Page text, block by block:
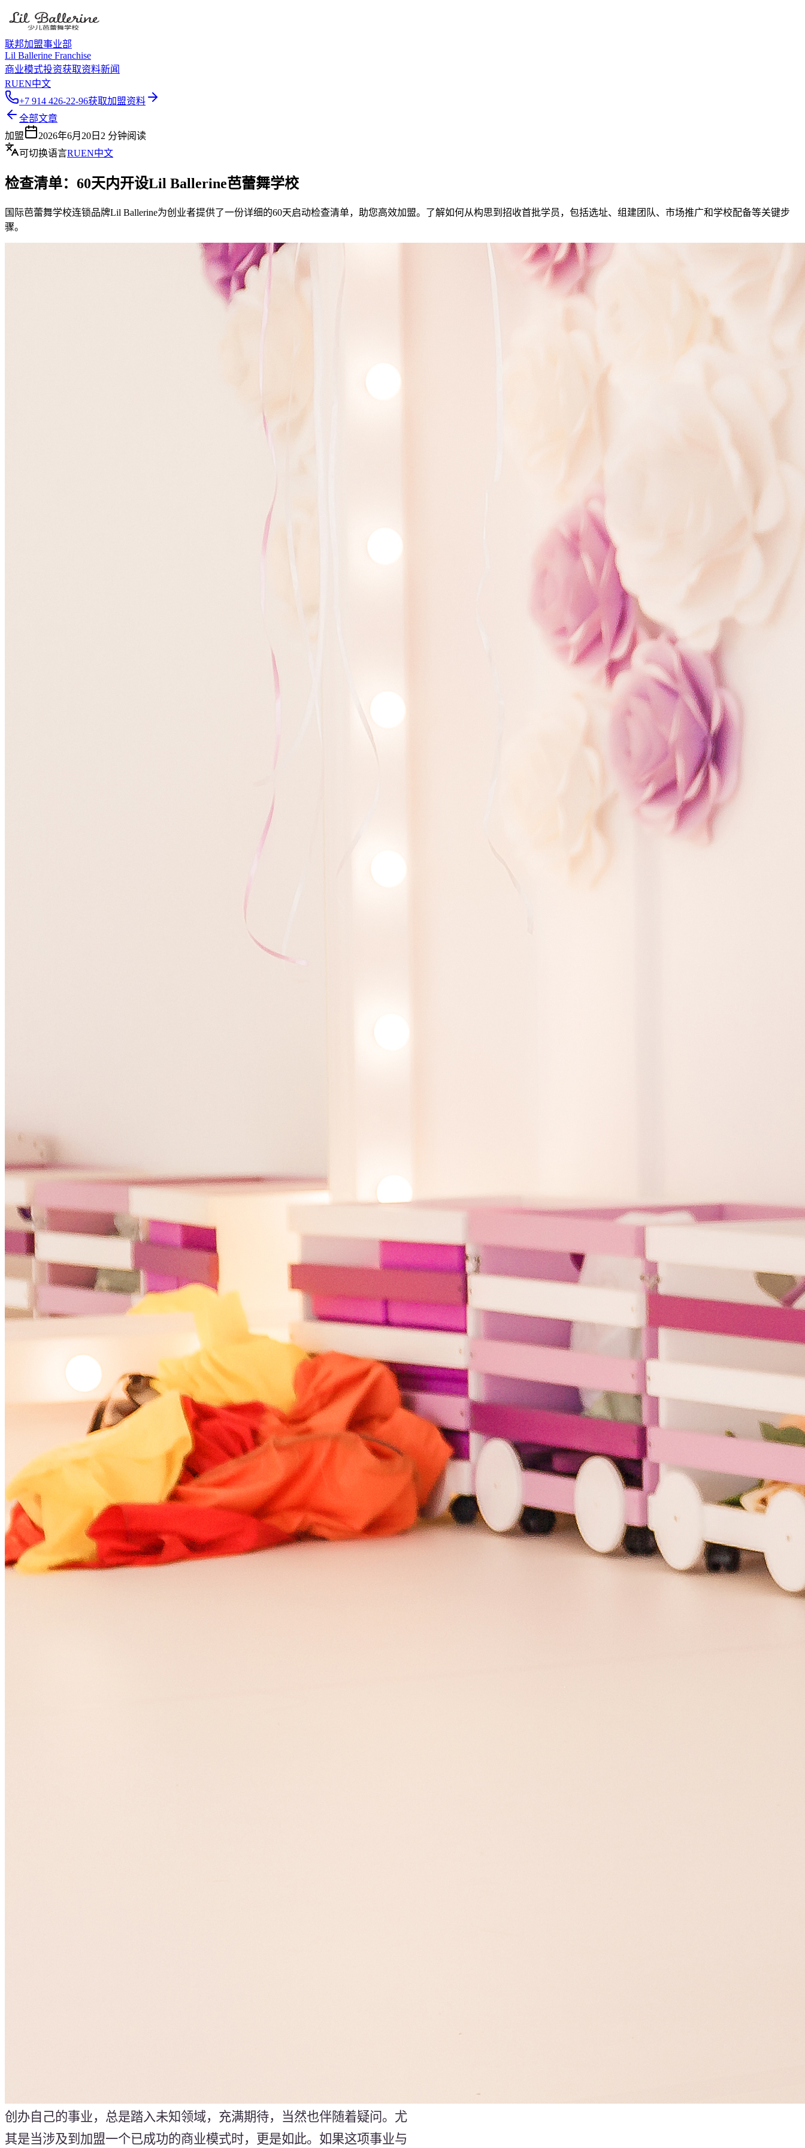
联邦加盟事业部
Lil Ballerine Franchise
商业模式投资获取资料新闻
RUEN中文
+7 914 426-22-96获取加盟资料
全部文章
加盟
2026年6月20日 2 分钟阅读
可切换语言RUEN中文
检查清单：60天内开设Lil Ballerine芭蕾舞学校
国际芭蕾舞学校连锁品牌Lil Ballerine为创业者提供了一份详细的60天启动检查清单，助您高效加盟。了解如何从构思到招收首批学员，包括选址、组建团队、市场推广和学校配备等关键步
骤。
创办自己的事业，总是踏入未知领域，充满期待，当然也伴随着疑问。尤
其是当涉及到加盟一个已成功的商业模式时，更是如此。如果这项事业与